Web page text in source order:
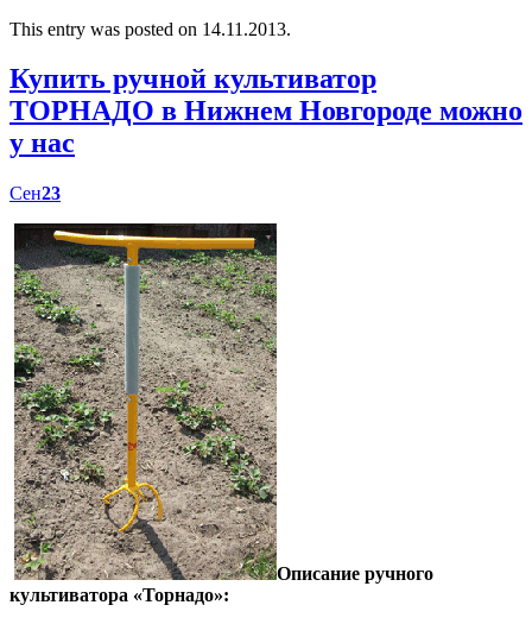
This entry was posted on 14.11.2013.
Купить ручной культиватор
ТОРНАДО в Нижнем Новгороде можно
у нас
Сен23
Описание ручного
культиватора «Торнадо»: